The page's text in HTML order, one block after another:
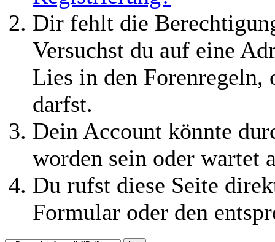
Dir fehlt die
Versuchst du auf eine
Lies in den Forenregeln,
darfst.
Dein Account könnte
worden sein oder wartet
Du rufst diese Seite
Formular oder den